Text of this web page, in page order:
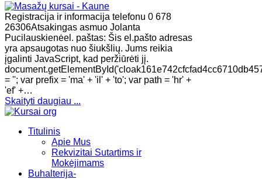
Registracija ir informacija telefonu 0 678
26306Atsakingas asmuo Jolanta
Pucilauskienėel. paštas: Šis el.pašto adresas
yra apsaugotas nuo šiukšlių. Jums reikia
įgalinti JavaScript, kad peržiūrėti jį.
= ''; var prefix = 'ma' + 'il' + 'to'; var path = 'hr' +
'ef' +…
Skaityti daugiau ...
Titulinis
Apie Mus
Rekvizitai Sutartims ir
Mokėjimams
Buhalterija-